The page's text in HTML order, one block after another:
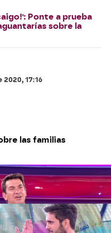
Ponte a prueba
sobre la
17:16
las familias
entre Arturo y
un chiste sobre